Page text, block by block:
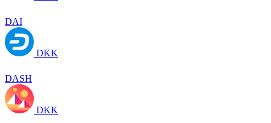
DAI
DKK
DASH
DKK